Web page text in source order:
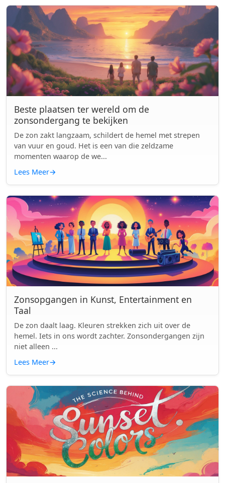
Beste plaatsen ter wereld om de
zonsondergang te bekijken
De zon zakt langzaam, schildert de hemel met strepen
van vuur en goud. Het is een van die zeldzame
momenten waarop de we...
Lees Meer→
Zonsopgangen in Kunst, Entertainment en
Taal
De zon daalt laag. Kleuren strekken zich uit over de
hemel. Iets in ons wordt zachter. Zonsondergangen zijn
niet alleen ...
Lees Meer→